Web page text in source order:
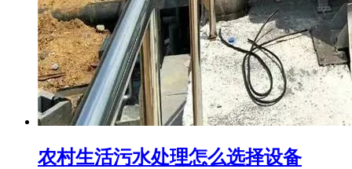
农村生活污水处理怎么选择设备